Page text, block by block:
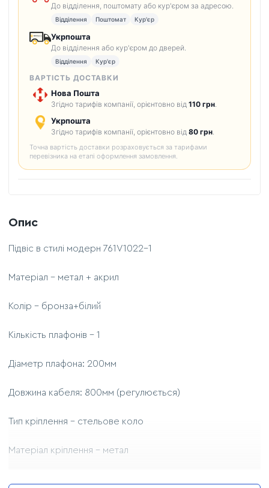
До відділення, поштомату або кур'єром за адресою.
Відділення Поштомат Кур'єр
Укрпошта
До відділення або кур'єром до дверей.
Відділення Кур'єр
ВАРТІСТЬ ДОСТАВКИ
Нова Пошта
Згідно тарифів компанії, орієнтовно від 110 грн
Укрпошта
Згідно тарифів компанії, орієнтовно від 80 грн
Точна вартість доставки розраховується за тарифами
перевізника на етапі оформлення замовлення.
Опис
Підвіс в стилі модерн 761V1022-1
Матеріал - метал + акрил
Колір - бронза+білий
Кількість плафонів - 1
Діаметр плафона: 200мм
Довжина кабеля: 800мм (регулюється)
Тип кріплення - стельовe коло
Матеріал кріплення - метал